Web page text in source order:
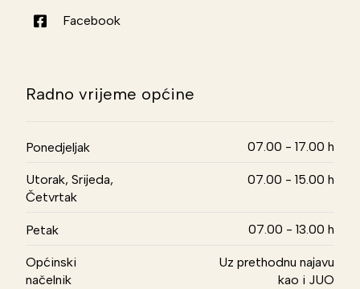
Facebook
Radno vrijeme općine
Ponedjeljak 07.00 - 17.00 h
Utorak, Srijeda,
Četvrtak
07.00 - 15.00 h
Petak 07.00 - 13.00 h
Općinski
načelnik
Uz prethodnu najavu
kao i JUO